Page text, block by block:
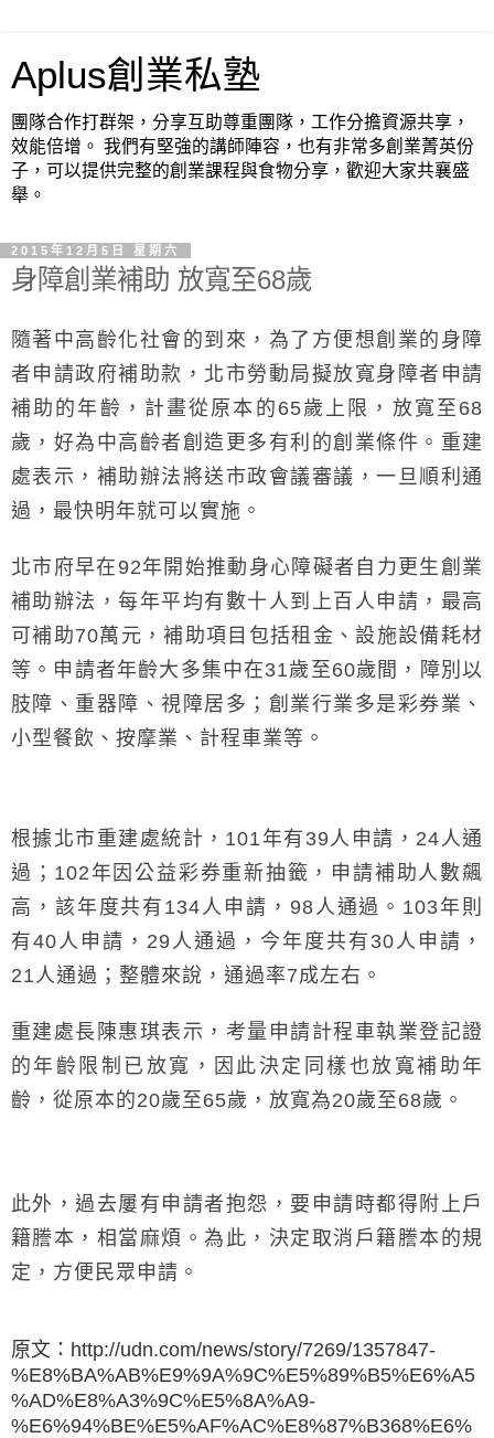
Aplus創業私塾
團隊合作打群架，分享互助尊重團隊，工作分擔資源共享，
效能倍增。 我們有堅強的講師陣容，也有非常多創業菁英份
子，可以提供完整的創業課程與食物分享，歡迎大家共襄盛
舉。
2015年12月5日 星期六
身障創業補助 放寬至68歲
隨著中高齡化社會的到來，為了方便想創業的身障
者申請政府補助款，北市勞動局擬放寬身障者申請
補助的年齡，計畫從原本的65歲上限，放寬至68
歲，好為中高齡者創造更多有利的創業條件。重建
處表示，補助辦法將送市政會議審議，一旦順利通
過，最快明年就可以實施。
北市府早在92年開始推動身心障礙者自力更生創業
補助辦法，每年平均有數十人到上百人申請，最高
可補助70萬元，補助項目包括租金、設施設備耗材
等。申請者年齡大多集中在31歲至60歲間，障別以
肢障、重器障、視障居多；創業行業多是彩券業、
小型餐飲、按摩業、計程車業等。
根據北市重建處統計，101年有39人申請，24人通
過；102年因公益彩券重新抽籤，申請補助人數飆
高，該年度共有134人申請，98人通過。103年則
有40人申請，29人通過，今年度共有30人申請，
21人通過；整體來說，通過率7成左右。
重建處長陳惠琪表示，考量申請計程車執業登記證
的年齡限制已放寬，因此決定同樣也放寬補助年
齡，從原本的20歲至65歲，放寬為20歲至68歲。
此外，過去屢有申請者抱怨，要申請時都得附上戶
籍謄本，相當麻煩。為此，決定取消戶籍謄本的規
定，方便民眾申請。
原文：http://udn.com/news/story/7269/1357847-
%E8%BA%AB%E9%9A%9C%E5%89%B5%E6%A5
%AD%E8%A3%9C%E5%8A%A9-
%E6%94%BE%E5%AF%AC%E8%87%B368%E6%